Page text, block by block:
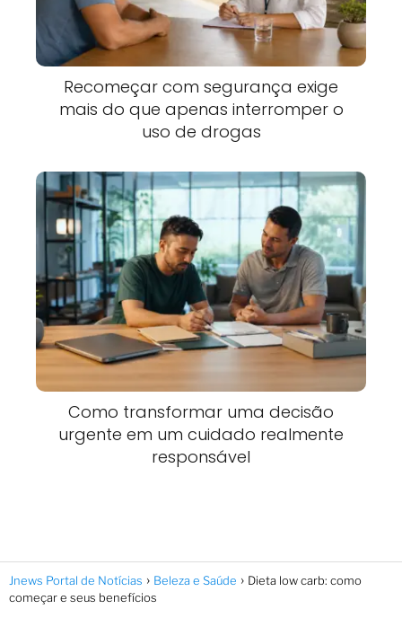
Recomeçar com segurança exige
mais do que apenas interromper o
uso de drogas
Como transformar uma decisão
urgente em um cuidado realmente
responsável
Jnews Portal de Notícias Beleza e Saúde
Dieta low carb: como
começar e seus benefícios